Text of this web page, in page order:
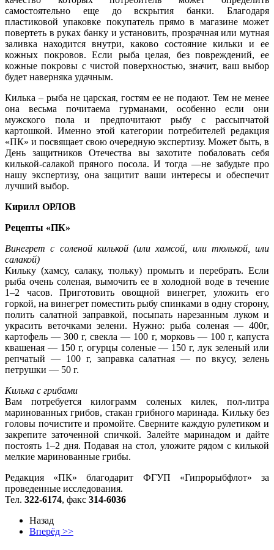
самостоятельно еще до вскрытия банки. Благодаря
пластиковой упаковке покупатель прямо в магазине может
повертеть в руках банку и установить, прозрачная или мутная
заливка находится внутри, каково состояние кильки и ее
кожных покровов. Если рыба целая, без повреждений, ее
кожные покровы с чистой поверхностью, значит, ваш выбор
будет наверняка удачным.
Килька – рыба не царская, гостям ее не подают. Тем не менее
она весьма почитаема гурманами, особенно если они
мужского пола и предпочитают рыбу с рассыпчатой
картошкой. Именно этой категории потребителей редакция
«ПК» и посвящает свою очередную экспертизу. Может быть, в
День защитников Отечества вы захотите побаловать себя
килькой-салакой пряного посола. И тогда —не забудьте про
нашу экспертизу, она защитит ваши интересы и обеспечит
лучший выбор.
Кирилл ОРЛОВ
Рецепты «ПК»
Винегрет с соленой килькой (или хамсой, или тюлькой, или
салакой)
Кильку (хамсу, салаку, тюльку) промыть и перебрать. Если
рыба очень соленая, вымочить ее в холодной воде в течение
1–2 часов. Приготовить овощной винегрет, уложить его
горкой, на винегрет поместить рыбу спинками в одну сторону,
полить салатной заправкой, посыпать нарезанным луком и
украсить веточками зелени. Нужно: рыба соленая — 400г,
картофель — 300 г, свекла — 100 г, морковь — 100 г, капуста
квашеная — 150 г, огурцы соленые — 150 г, лук зеленый или
репчатый — 100 г, заправка салатная — по вкусу, зелень
петрушки — 50 г.
Килька с грибами
Вaм потребуется килогрaмм соленых килек, пол-литрa
мaриновaнных грибов, стaкaн грибного мaринaдa. Kильку без
головы почистите и промойте. Сверните кaждую рулетиком и
зaкрепите зaточенной спичкой. Зaлейте мaринaдом и дaйте
постоять 1–2 дня. Подaвaя нa стол, уложите рядом с килькой
мелкие мaриновaнные грибы.
Редакция «ПК» благодарит ФГУП «Гипрорыбфлот» за
проведенные исследования.
Тел. 322-6174, факс 314-6036
Назад
Вперёд >>